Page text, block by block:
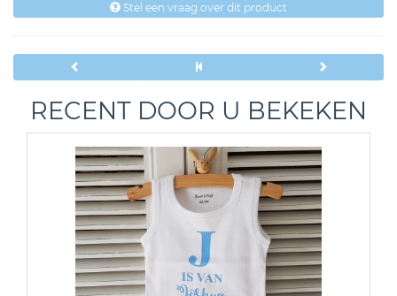
Stel een vraag over dit product
RECENT DOOR U BEKEKEN